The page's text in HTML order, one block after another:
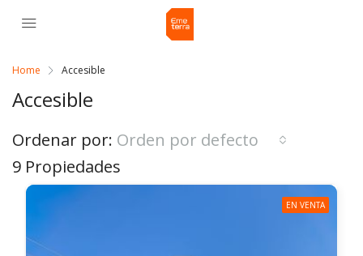
Home Accesible
Accesible
9 Propiedades
Ordenar por: Orden por defecto
EN VENTA